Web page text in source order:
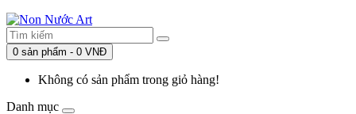
0 sản phẩm - 0 VNĐ
Không có sản phẩm trong giỏ hàng!
Danh mục